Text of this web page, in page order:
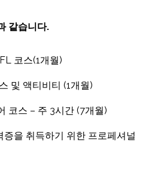
같습니다.
코스(1개월)
및 액티비티 (1개월)
코스 – 주 3시간 (7개월)
을 취득하기 위한 프로페셔널